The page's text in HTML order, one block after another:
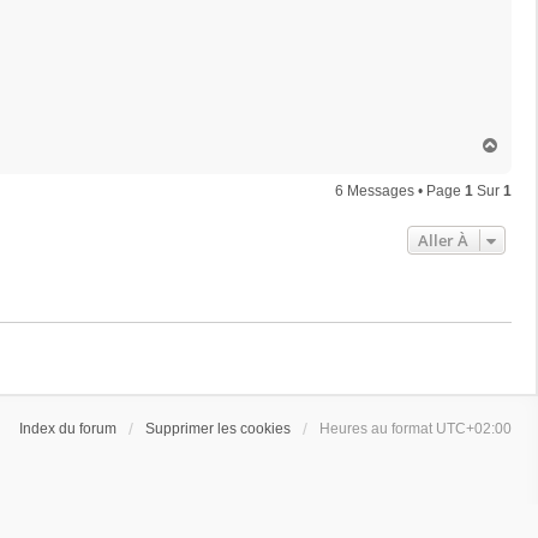
u
t
6 Messages • Page 1 Sur 1
Aller À
Index du forum Supprimer les cookies Heures au format UTC+02:00